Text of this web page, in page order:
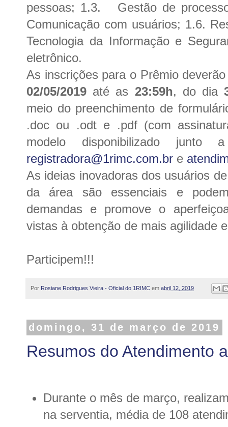
pessoas; 1.3.
Gestão de
Comunicação com usuários; 1.6.
Tecnologia da Informação e
eletrônico.
As inscrições para o Prêmio
02/05/2019 até as 23:59h, do dia
meio do preenchimento de
.doc ou .odt e .pdf (com
modelo disponibilizado
registradora@1rimc.com.br e
As ideias inovadoras dos usuários
da área são essenciais e
demandas e promove o
vistas à obtenção de mais agilidade
Participem!!!
Por Rosiane Rodrigues Vieira - Oficial do 1RIMC em abril 12, 2019
domingo, 31 de março de 2019
Resumos do Atendimento
Durante o mês de março,
na serventia, média de 108